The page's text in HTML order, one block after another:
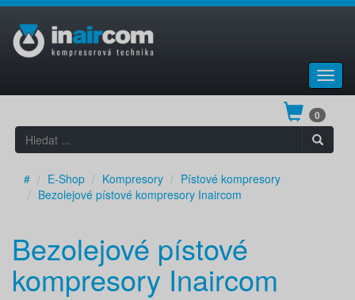
0
# E-Shop Kompresory
Pístové kompresory
Bezolejové pístové kompresory Inaircom
Bezolejové pístové
kompresory Inaircom